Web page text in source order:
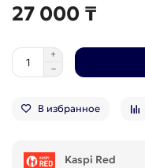
27 000 ₸
В избранное
Kaspi Red